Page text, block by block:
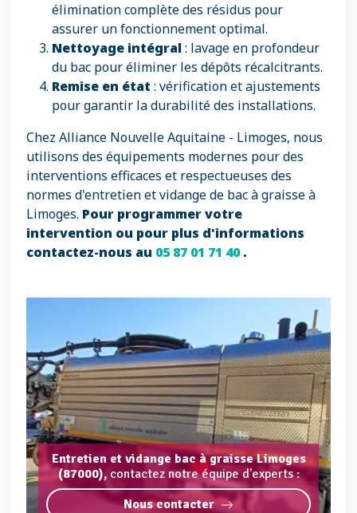
élimination complète des résidus pour
assurer un fonctionnement optimal.
Nettoyage intégral: lavage en profondeur
du bac pour éliminer les dépôts récalcitrants.
Remise en état : vérification et ajustements
pour garantir la durabilité des installations.
Chez Alliance Nouvelle Aquitaine - Limoges, nous
utilisons des équipements modernes pour des
interventions efficaces et respectueuses des
normes d'entretien et vidange de bac à graisse à
Limoges. Pour programmer votre
intervention ou pour plus d'informations
contactez-nous au 05 87 01 71 40.
Entretien et vidange bac à graisse Limoges
(87000), contactez notre équipe d'experts :
Nous contacter